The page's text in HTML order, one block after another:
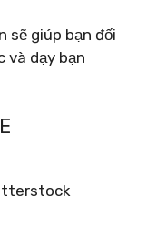
sẽ giúp bạn đối
và dạy bạn